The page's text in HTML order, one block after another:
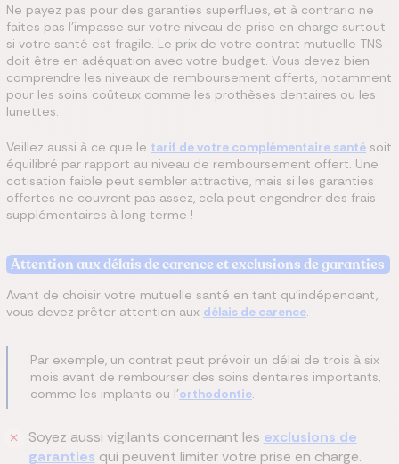
Ne payez pas pour des garanties superflues, et à contrario ne
faites pas l'impasse sur votre niveau de prise en charge surtout
si votre santé est fragile. Le prix de votre contrat mutuelle TNS
doit être en adéquation avec votre budget. Vous devez bien
comprendre les niveaux de remboursement offerts, notamment
pour les soins coûteux comme les prothèses dentaires ou les
lunettes.
Veillez aussi à ce que le tarif de votre complémentaire santé soit
équilibré par rapport au niveau de remboursement offert. Une
cotisation faible peut sembler attractive, mais si les garanties
offertes ne couvrent pas assez, cela peut engendrer des frais
supplémentaires à long terme !
Attention aux délais de carence et exclusions de garanties
Avant de choisir votre mutuelle santé en tant qu'indépendant,
vous devez prêter attention aux délais de carence.
Par exemple, un contrat peut prévoir un délai de trois à six
mois avant de rembourser des soins dentaires importants,
comme les implants ou l’orthodontie.
Soyez aussi vigilants concernant les exclusions de
garanties qui peuvent limiter votre prise en charge.